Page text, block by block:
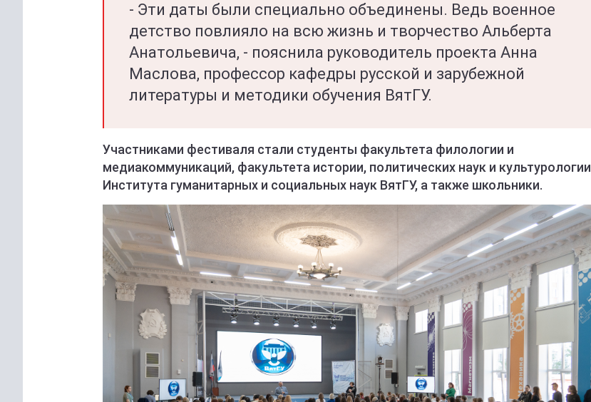
- Эти даты были специально объединены. Ведь военное
детство повлияло на всю жизнь и творчество Альберта
Анатольевича, - пояснила руководитель проекта Анна
Маслова, профессор кафедры русской и зарубежной
литературы и методики обучения ВятГУ.
Участниками фестиваля стали студенты факультета филологии и
медиакоммуникаций, факультета истории, политических наук и культурологии
Института гуманитарных и социальных наук ВятГУ, а также школьники.